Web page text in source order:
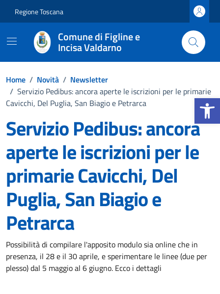
Apri la
Regione Toscana
Comune di Figline e
Incisa Valdarno
Home / Novità / Newsletter
/ Servizio Pedibus: ancora aperte le iscrizioni per le primarie
Cavicchi, Del Puglia, San Biagio e Petrarca
Servizio Pedibus: ancora
aperte le iscrizioni per le
primarie Cavicchi, Del
Puglia, San Biagio e
Petrarca
Dettagli della notizia
Possibilità di compilare l'apposito modulo sia online che in
presenza, il 28 e il 30 aprile, e sperimentare le linee (due per
plesso) dal 5 maggio al 6 giugno. Ecco i dettagli